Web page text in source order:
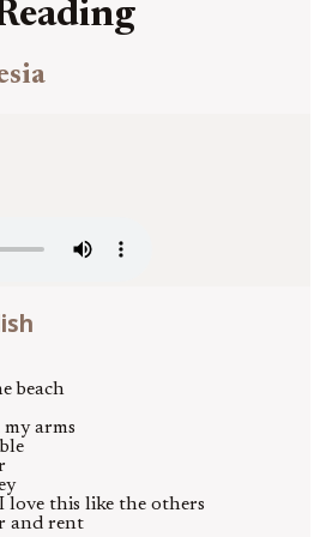
beach
arms
this like the others
and rent